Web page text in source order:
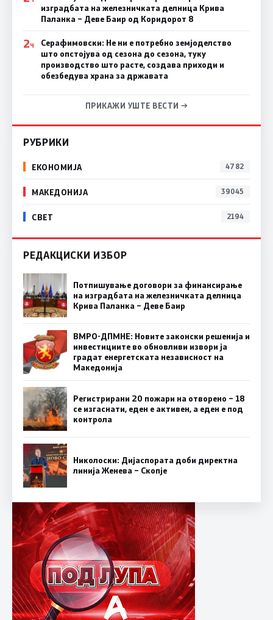
изградбата на железничката делница Крива
Паланка – Деве Баир од Коридорот 8
2Ч
Серафимовски: Не ни е потребно земјоделство
што опстојува од сезона до сезона, туку
производство што расте, создава приходи и
обезбедува храна за државата
ПРИКАЖИ УШТЕ ВЕСТИ →
РУБРИКИ
ЕКОНОМИЈА 4782
МАКЕДОНИЈА 39045
СВЕТ 2194
РЕДАКЦИСКИ ИЗБОР
Потпишување договори за финансирање
на изградбата на железничката делница
Крива Паланка – Деве Баир
ВМРО-ДПМНЕ: Новите законски решенија и
инвестициите во обновливи извори ја
градат енергетската независност на
Македонија
Регистрирани 20 пожари на отворено – 18
се изгаснати, еден е активен, а еден е под
контрола
Николоски: Дијаспората доби директна
линија Женева – Скопје